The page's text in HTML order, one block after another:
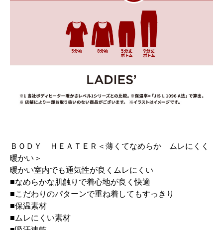
ＢＯＤＹ ＨＥＡＴＥＲ＜薄くてなめらか ムレにくく
暖かい＞
暖かい室内でも通気性が良くムレにくい
■なめらかな肌触りで着心地が良く快適
■こだわりのパターンで重ね着してもすっきり
■保温素材
■ムレにくい素材